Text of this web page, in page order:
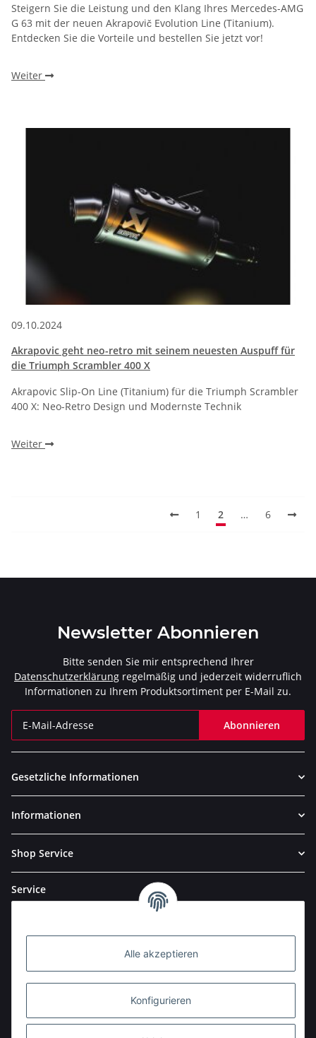
Alle akzeptieren
Konfigurieren
Steigern Sie die Leistung und den Klang Ihres Mercedes-AMG
G 63 mit der neuen Akrapovič Evolution Line (Titanium).
Entdecken Sie die Vorteile und bestellen Sie jetzt vor!
Weiter
09.10.2024
Akrapovic geht neo-retro mit seinem neuesten Auspuff für
die Triumph Scrambler 400 X
Akrapovic Slip-On Line (Titanium) für die Triumph Scrambler
400 X: Neo-Retro Design und Modernste Technik
Weiter
1 2 … 6
Newsletter Abonnieren
Bitte senden Sie mir entsprechend Ihrer
Datenschutzerklärung regelmäßig und jederzeit widerruflich
Informationen zu Ihrem Produktsortiment per E-Mail zu.
Abonnieren
Gesetzliche Informationen
Informationen
Shop Service
Service